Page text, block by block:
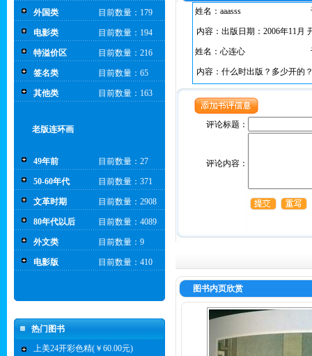
外国类 目前数量：179
电影类 目前数量：194
特溢价区 目前数量：216
签名类 目前数量：65
其他类 目前数量：163
老版连环画
49年前 目前数量：27
50-60年代 目前数量：371
文革时期 目前数量：2908
80年代以后 目前数量：4089
外文类 目前数量：9
电影版 目前数量：410
热门图书
上美24开彩色精(￥60.00元)
姓名：aaasss
内容：出版日期：2006年11月
姓名：心连心
内容：什么时出版？多少开的
评论标题：
评论内容：
图书内页欣赏